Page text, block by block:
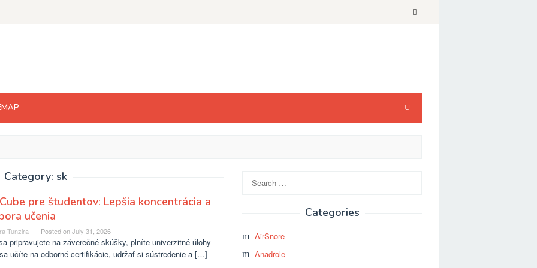
Category: sk
pre študentov: Lepšia koncentrácia a
učenia
Tunzira Posted onJuly 31, 2026
pripravujete na záverečné skúšky, plníte univerzitné úlohy
učíte na odborné certifikácie, udržať si sústredenie a […]
for:
Categories
AirSnore
Anadrole